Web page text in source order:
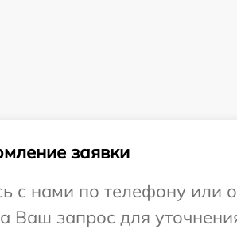
заявки
с нами по телефону или
Ваш запрос для